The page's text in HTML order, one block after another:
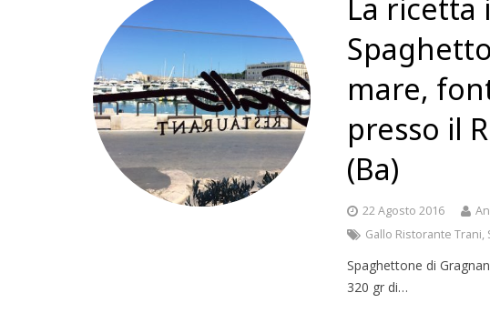
La
mare,
presso il
(Ba)
22 Agosto 2016
Gallo Ristorante Trani,
Spaghettone di
320 gr di…